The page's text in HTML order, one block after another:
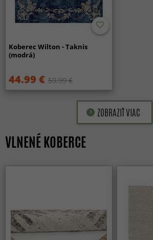
Koberec Wilton - Taknis
(modrá)
44.99 € 59.99 €
ZOBRAZIŤ VIAC
VLNENÉ KOBERCE